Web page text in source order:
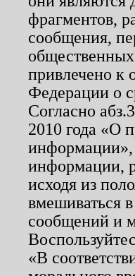
фрагментов,
сообщения,
привлечено к
Федерации о
Согласно
2010 года «О
информации»,
информации,
исходя из
вмешиваться
сообщений и
«В